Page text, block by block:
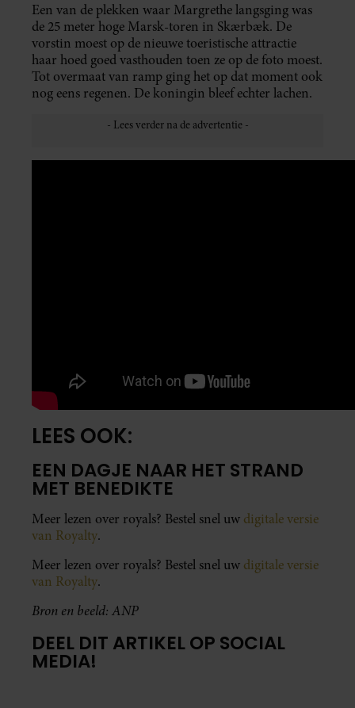
Een van de plekken waar Margrethe langsging was
de 25 meter hoge Marsk-toren in Skærbæk. De
vorstin moest op de nieuwe toeristische attractie
haar hoed goed vasthouden toen ze op de foto moest.
Tot overmaat van ramp ging het op dat moment ook
nog eens regenen. De koningin bleef echter lachen.
LEES OOK:
EEN DAGJE NAAR HET STRAND
MET BENEDIKTE
Meer lezen over royals? Bestel snel uw digitale versie
van Royalty.
Meer lezen over royals? Bestel snel uw digitale versie
van Royalty.
Bron en beeld: ANP
DEEL DIT ARTIKEL OP SOCIAL
MEDIA!